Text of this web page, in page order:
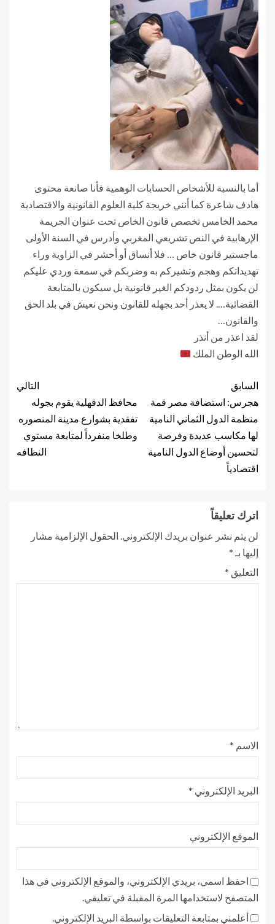
‏أما بالنسبة للأشخاص الحسابات الوهمية فأنا صانعة محتوى
هادف شاعرة كما أنني خريجة كلية العلوم القانونية والاقتصادية
محمد الخامس تخصص قانون الخاص تحت عنوان الجريمة
الإرهابية في النص تشريعي المغربي وأدرس في السنة الأولى
ماجستير قانون خاص … فلا أنساق أو أحشر في الزاوية وراء
تهديداتكم وهجم وتشيركم به وضربكم في سمعة وردي عليكم
لن يكون بمثل ردودكم الغير قانونية بل سيكون بالمتابعة
القضائية…. لا يعذر أحد بجهله للقانون ونحن نعيش في بلد الحق
والقانون…
‏لقد اعذر من أنذر
‏الله الوطن الملك
السابق
هجرس: استضافة مصر قمة
منظمة الدول الثماني النامية
لها مكاسب عديدة وفرصة
لتحسين أوضاع الدول النامية
اقتصادياً
التالي
محافظ الدقهلية يقوم بجوله
تفقدية بشوارع مدينة المنصوره
وطلخا منفرداً لمتابعة مستوي
النظافه
اترك تعليقاً
لن يتم نشر عنوان بريدك الإلكتروني. الحقول الإلزامية مشار
إليها بـ *
التعليق *
الاسم *
البريد الإلكتروني *
الموقع الإلكتروني
احفظ اسمي، بريدي الإلكتروني، والموقع الإلكتروني في هذا
المتصفح لاستخدامها المرة المقبلة في تعليقي.
أعلمني بمتابعة التعليقات بواسطة البريد الإلكتروني.